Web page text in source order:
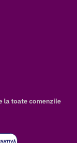
la toate comenzile